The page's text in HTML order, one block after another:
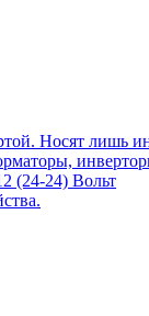
Носят лишь
(24-24) Вольт